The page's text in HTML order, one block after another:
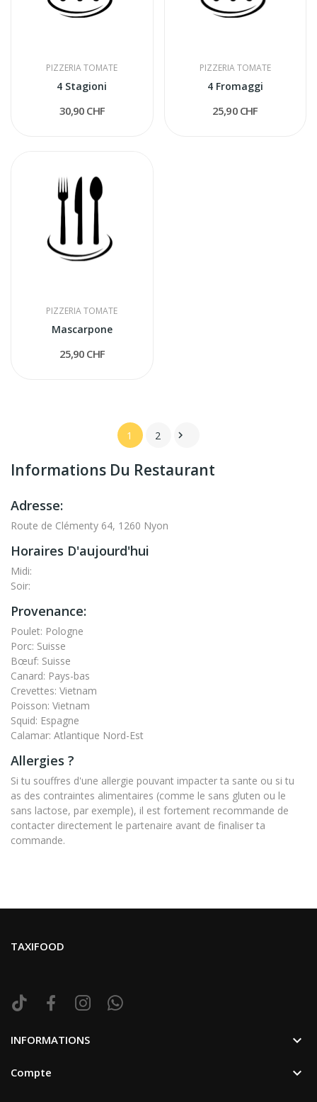
PIZZERIA TOMATE
4 Stagioni
30,90 CHF
PIZZERIA TOMATE
4 Fromaggi
25,90 CHF
PIZZERIA TOMATE
Mascarpone
25,90 CHF
1 2 
Informations Du Restaurant
Adresse:
Route de Clémenty 64, 1260 Nyon
Horaires D'aujourd'hui
Midi:
Soir:
Provenance:
Poulet: Pologne
Porc: Suisse
Bœuf: Suisse
Canard: Pays-bas
Crevettes: Vietnam
Poisson: Vietnam
Squid: Espagne
Calamar: Atlantique Nord-Est
Allergies ?
Si tu souffres d'une allergie pouvant impacter ta sante ou si tu
as des contraintes alimentaires (comme le sans gluten ou le
sans lactose, par exemple), il est fortement recommande de
contacter directement le partenaire avant de finaliser ta
commande.
TAXIFOOD
INFORMATIONS 
Compte 